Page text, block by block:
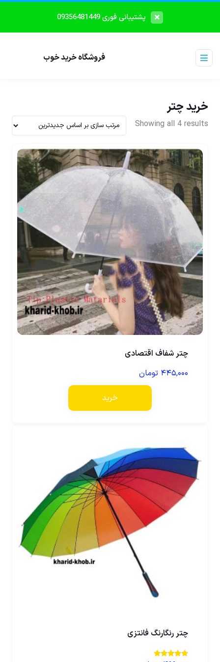
پشتیبانی فوری 09356481449
فروشگاه خرید خوب
خرید چتر
Showing all 4 results
چتر شفاف اقتصادی
۴۴۵,۰۰۰ تومان
خرید
چتر رنگارنگ فانتزی